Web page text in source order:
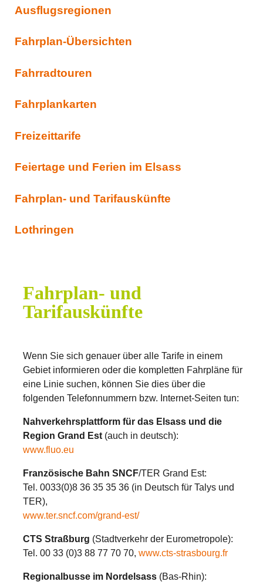
Ausflugsregionen
Fahrplan-Übersichten
Fahrradtouren
Fahrplankarten
Freizeittarife
Feiertage und Ferien im Elsass
Fahrplan- und Tarifauskünfte
Lothringen
Fahrplan- und
Tarifauskünfte
Wenn Sie sich genauer über alle Tarife in einem
Gebiet informieren oder die kompletten Fahrpläne für
eine Linie suchen, können Sie dies über die
folgenden Telefonnummern bzw. Internet-Seiten tun:
Nahverkehrsplattform für das Elsass und die
Region Grand Est (auch in deutsch):
www.fluo.eu
Französische Bahn SNCF/TER Grand Est:
Tel. 0033(0)8 36 35 35 36 (in Deutsch für Talys und
TER),
www.ter.sncf.com/grand-est/
CTS Straßburg (Stadtverkehr der Eurometropole):
Tel. 00 33 (0)3 88 77 70 70, www.cts-strasbourg.fr
Regionalbusse im Nordelsass (Bas-Rhin):